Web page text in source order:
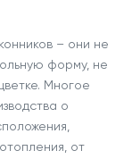
– они не
форму, не
Многое
о
от